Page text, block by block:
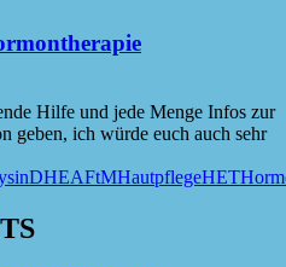
Hilfe und jede Menge Infos zur
geben, ich würde euch auch sehr
DHEAFtMHautpflegeHET